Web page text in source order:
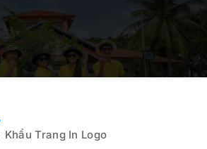
Khẩu Trang In Logo